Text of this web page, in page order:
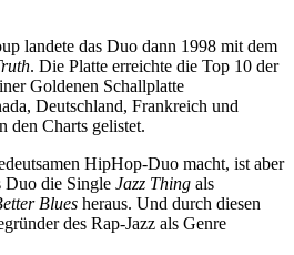
landete das Duo dann 1998 mit dem
. Die Platte erreichte die Top 10 der
Goldenen Schallplatte
Deutschland, Frankreich und
den Charts gelistet.
HipHop-Duo macht, ist aber
Duo die Single Jazz Thing als
Blues heraus. Und durch diesen
des Rap-Jazz als Genre